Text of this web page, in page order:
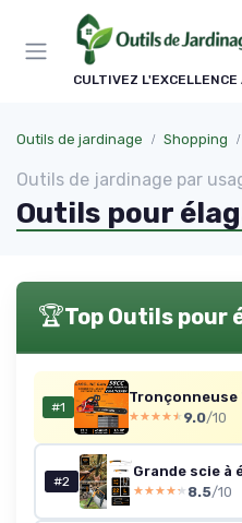
CULTIVEZ L'EXCELLENCE
Outils de jardinage Shopping
Outils de jardinage par
Outils pour
🏆Top Outils pour
#1
★★★★★
★★★★★ 9.0/10
#2
★★★★★
★★★★★ 8.5/10
Panneau de gestion des